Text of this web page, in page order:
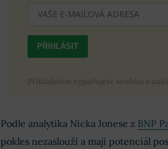
PŘIHLÁSIT
Přihlášením vyjadřujete souhlas s
Podle analytika Nicka Jonese z BNP
pokles nezaslouží a mají potenciál